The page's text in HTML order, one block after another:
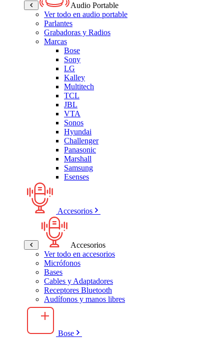
Audio Portable
Ver todo en audio portable
Parlantes
Grabadoras y Radios
Marcas
Bose
Sony
LG
Kalley
Multitech
TCL
JBL
VTA
Sonos
Hyundai
Challenger
Panasonic
Marshall
Samsung
Esenses
Accesorios
Accesorios
Ver todo en accesorios
Micrófonos
Bases
Cables y Adaptadores
Receptores Bluetooth
Audífonos y manos libres
Bose